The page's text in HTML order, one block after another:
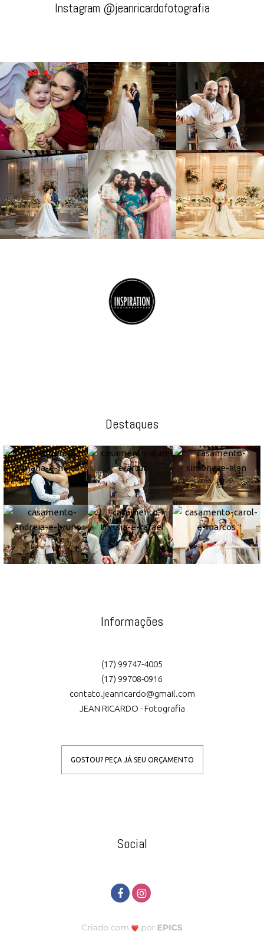
Instagram @jeanricardofotografia
Destaques
Informações
(17) 99747-4005
(17) 99708-0916
contato.jeanricardo@gmail.com
JEAN RICARDO - Fotografia
GOSTOU? PEÇA JÁ SEU ORÇAMENTO
Social